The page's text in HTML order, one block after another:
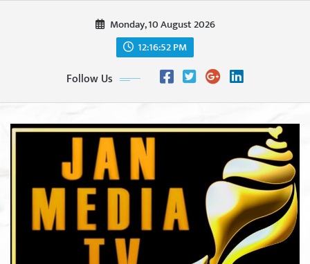
Monday, 10 August 2026
12:16:54 PM
Follow Us